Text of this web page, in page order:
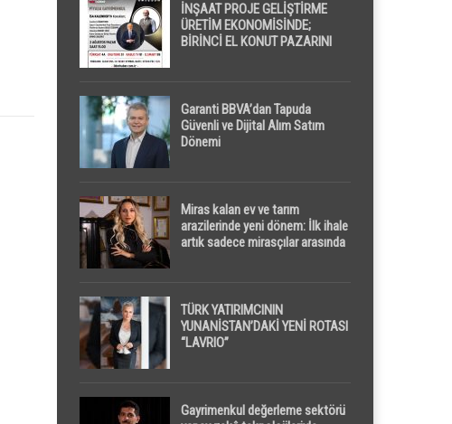
İNŞAAT PROJE GELİŞTİRME
ÜRETİM EKONOMİSİNDE;
BİRİNCİ EL KONUT PAZARINI
Garanti BBVA’dan Tapuda
Güvenli ve Dijital Alım Satım
Dönemi
Miras kalan ev ve tarım
arazilerinde yeni dönem: İlk ihale
artık sadece mirasçılar arasında
TÜRK YATIRIMCININ
YUNANİSTAN’DAKİ YENİ ROTASI
“LAVRIO”
Gayrimenkul değerleme sektörü